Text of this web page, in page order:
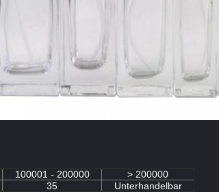
100001 - 200000
> 200000
35 Unterhandelbar